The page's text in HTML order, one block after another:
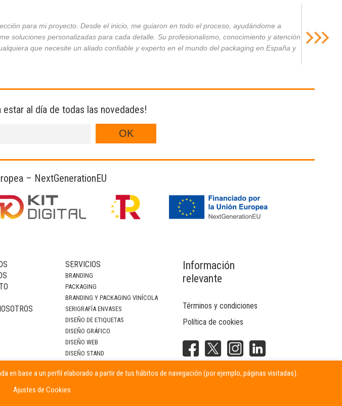
para mi proyecto. Desde el inicio, me guiaron en todo el proceso, ayudándome a
soluciones personalizadas para cada detalle. Su profesionalismo, conocimiento y atención
que necesite un aliado confiable y experto en el mundo del packaging en España y
al día de todas las novedades!
– NextGenerationEU
SERVICIOS
BRANDING
PACKAGING
BRANDING Y PACKAGING VINÍCOLA
SERIGRAFÍA ENVASES
DISEÑO DE ETIQUETAS
DISEÑO GRÁFICO
DISEÑO WEB
DISEÑO STAND
CAMPAÑAS PUBLICITARIAS
Información
relevante
Términos y condiciones
Política de cookies
base a un perfil elaborado a partir de tus hábitos de navegación (por ejemplo, páginas visitadas).
Ajustes de Cookies